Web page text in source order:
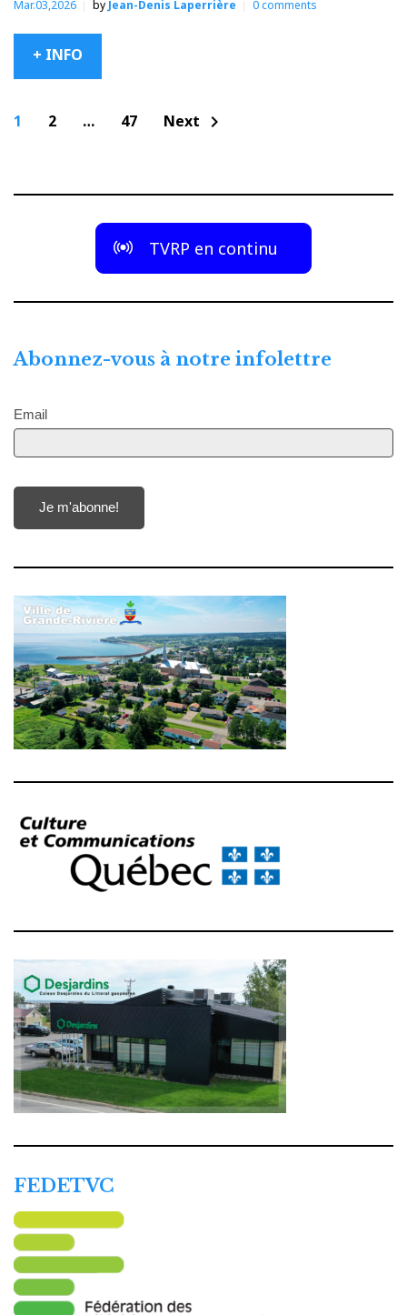
Mar.03,2026 by Jean-Denis Laperrière 0comments
+ INFO
Navigation
1 2 … 47 Next chevron_right
TVRP en continu
Abonnez-vous à notre infolettre
Email
Je m'abonne!
FEDETVC